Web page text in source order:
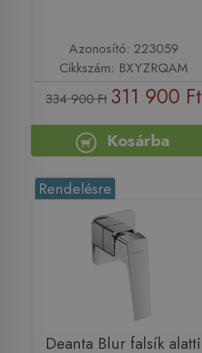
Azonosító: 223059
Cikkszám: BXYZRQAM
334 900 Ft 311 900 Ft
Kosárba
Rendelésre
Deanta Blur falsík alatti